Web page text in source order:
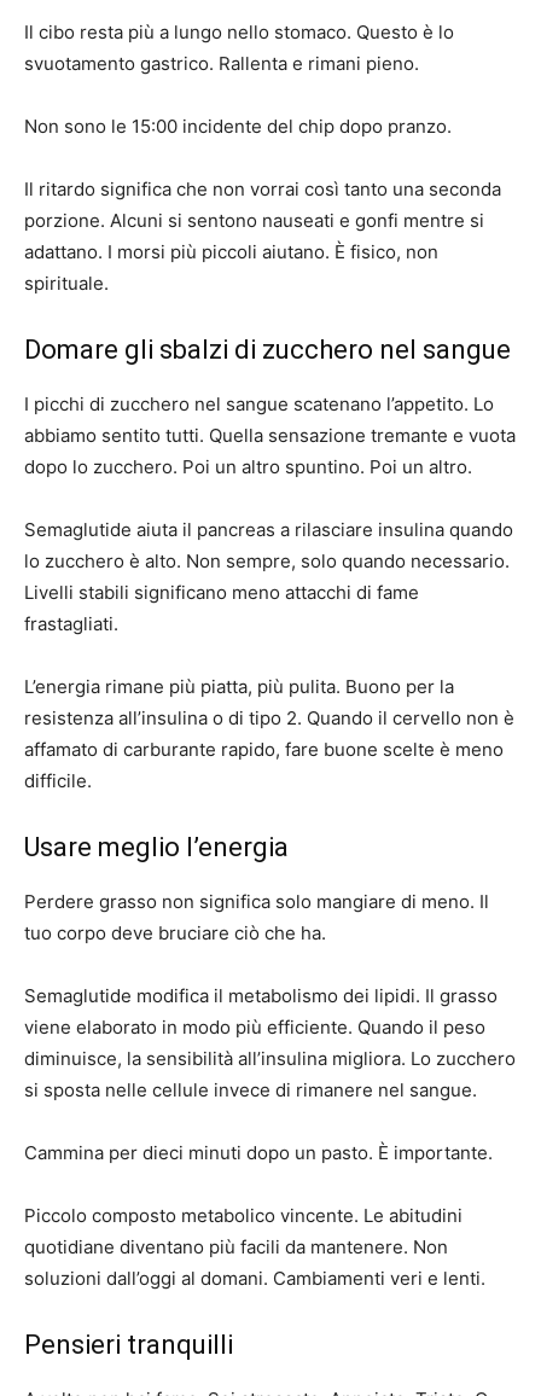
Il cibo resta più a lungo nello stomaco. Questo è lo
svuotamento gastrico. Rallenta e rimani pieno.
Non sono le 15:00 incidente del chip dopo pranzo.
Il ritardo significa che non vorrai così tanto una seconda
porzione. Alcuni si sentono nauseati e gonfi mentre si
adattano. I morsi più piccoli aiutano. È fisico, non
spirituale.
Domare gli sbalzi di zucchero nel sangue
I picchi di zucchero nel sangue scatenano l’appetito. Lo
abbiamo sentito tutti. Quella sensazione tremante e vuota
dopo lo zucchero. Poi un altro spuntino. Poi un altro.
Semaglutide aiuta il pancreas a rilasciare insulina quando
lo zucchero è alto. Non sempre, solo quando necessario.
Livelli stabili significano meno attacchi di fame
frastagliati.
L’energia rimane più piatta, più pulita. Buono per la
resistenza all’insulina o di tipo 2. Quando il cervello non è
affamato di carburante rapido, fare buone scelte è meno
difficile.
Usare meglio l’energia
Perdere grasso non significa solo mangiare di meno. Il
tuo corpo deve bruciare ciò che ha.
Semaglutide modifica il metabolismo dei lipidi. Il grasso
viene elaborato in modo più efficiente. Quando il peso
diminuisce, la sensibilità all’insulina migliora. Lo zucchero
si sposta nelle cellule invece di rimanere nel sangue.
Cammina per dieci minuti dopo un pasto. È importante.
Piccolo composto metabolico vincente. Le abitudini
quotidiane diventano più facili da mantenere. Non
soluzioni dall’oggi al domani. Cambiamenti veri e lenti.
Pensieri tranquilli